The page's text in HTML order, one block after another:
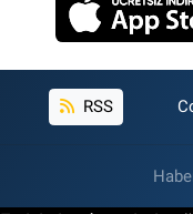
RSS